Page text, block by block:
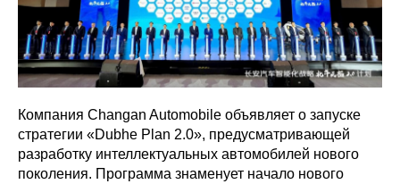
Компания Changan Automobile объявляет о запуске
стратегии «Dubhe Plan 2.0», предусматривающей
разработку интеллектуальных автомобилей нового
поколения. Программа знаменует начало нового